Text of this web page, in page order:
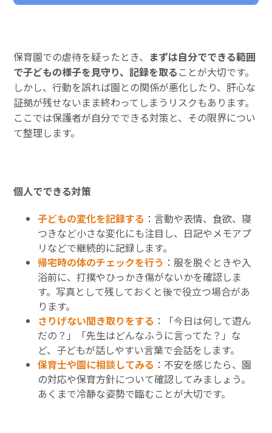
保育園での虐待を疑ったとき、 まずは自分でできる範囲
で子どもの様子を見守り、記録を取る ことが大切です。
しかし、行動を誤れば園との関係が悪化したり、肝心な
証拠が残せないまま終わってしまうリスクもあります。
ここでは保護者が自分でできる対策と、その限界につい
て整理します。
個人でできる対策
子どもの変化を記録する ：言動や表情、食欲、寝
つきなど小さな変化にも注目し、日記やメモアプ
リなどで継続的に記録します。
帰宅時の体のチェックを行う ：服を脱ぐときや入
浴前に、打撲やひっかき傷がないかを確認しま
す。写真として残しておくと後で役立つ場合があ
ります。
さりげない聞き取りをする ：「今日は何して遊ん
だの？」「先生はどんなふうに言ってた？」な
ど、子どもが話しやすい言葉で会話をします。
保育士や園に相談してみる ：不安を感じたら、園
の対応や保育方針について確認してみましょう。
あくまで冷静な姿勢で臨むことが大切です。